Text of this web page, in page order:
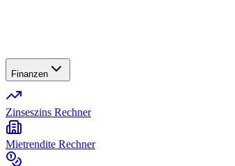
Finanzen
Zinseszins Rechner
Mietrendite Rechner